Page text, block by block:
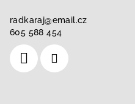
radkaraj@email.cz
605 588 454